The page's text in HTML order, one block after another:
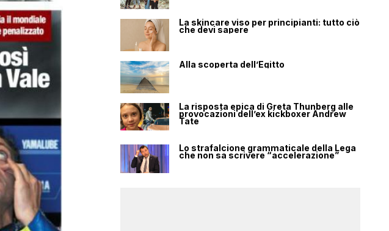
La skincare viso per principianti: tutto ciò
che devi sapere
Alla scoperta dell’Egitto
La risposta epica di Greta Thunberg alle
provocazioni dell’ex kickboxer Andrew
Tate
Lo strafalcione grammaticale della Lega
che non sa scrivere “accelerazione”